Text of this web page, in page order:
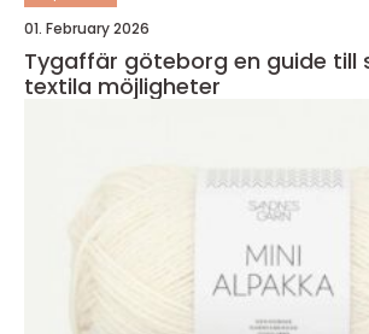
01. February 2026
Tygaffär göteborg en guide till stadens
textila möjligheter